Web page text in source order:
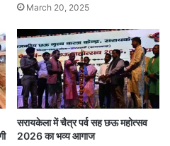
March 20, 2025
सरायकेला में चैत्र पर्व सह छऊ महोत्सव
2026 का भव्य आगाज